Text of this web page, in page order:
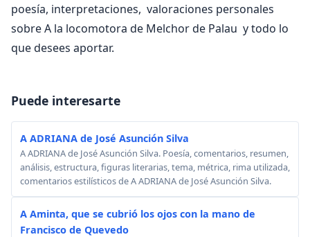
poesía, interpretaciones, valoraciones personales
sobre A la locomotora de Melchor de Palau y todo lo
que desees aportar.
Puede interesarte
A ADRIANA de José Asunción Silva
A ADRIANA de José Asunción Silva. Poesía, comentarios, resumen,
análisis, estructura, figuras literarias, tema, métrica, rima utilizada,
comentarios estilísticos de A ADRIANA de José Asunción Silva.
A Aminta, que se cubrió los ojos con la mano de
Francisco de Quevedo